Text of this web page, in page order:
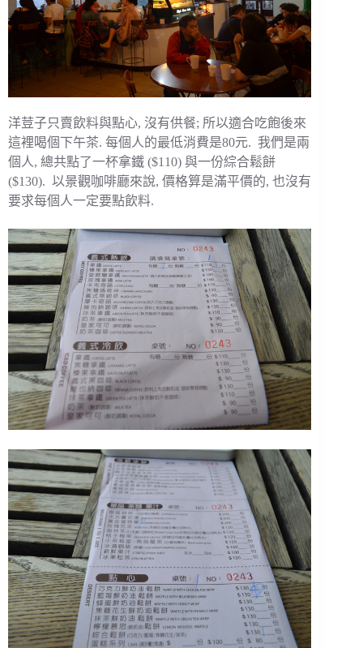
洋荳子只賣飲料與點心, 沒有供餐; 所以適合吃飽後來
這裡喝個下午茶. 每個人的最低消費是80元. 我們是兩
個人, 總共點了一杯拿鐵 ($110) 與一份綜合鬆餅
($130). 以景觀咖啡廳來說, 價格算是滿平價的, 也沒有
要求每個人一定要點飲料.